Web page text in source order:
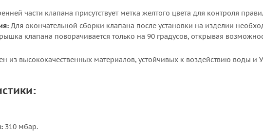
части клапана присутствует метка желтого цвета для контроля
Для окончательной сборки клапана после установки на изделии
клапана поворачивается только на 90 градусов, открывая
из высококачественных материалов, устойчивых к воздействию воды и
310 мбар.